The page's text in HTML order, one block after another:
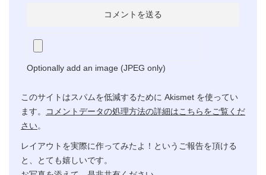
Optionally add an image (JPEG only)
このサイトはスパムを低減するために Akismet を使ってい
ます。
コメントデータの処理方法の詳細はこちらをご覧くだ
さい。
レイアウトを実際に作ってみたよ！というご報告を頂ける
と、とても嬉しいです。